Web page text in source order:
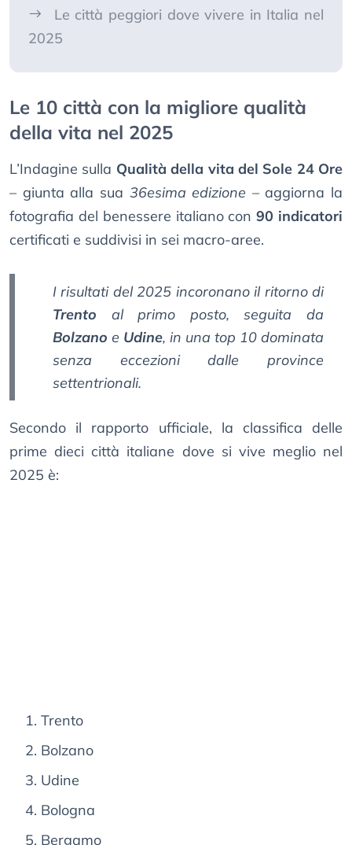
Le città peggiori dove vivere in Italia nel
2025
Le 10 città con la migliore qualità
della vita nel 2025
L’Indagine sulla Qualità della vita del Sole 24 Ore
– giunta alla sua 36esima edizione – aggiorna la
fotografia del benessere italiano con90 indicatori
certificati e suddivisi in sei macro-aree.
I risultati del 2025 incoronano il ritorno di
Trento al primo posto, seguita da
Bolzano e Udine, in una top 10 dominata
senza eccezioni dalle province
settentrionali.
Secondo il rapporto ufficiale, la classifica delle
prime dieci città italiane dove si vive meglio nel
2025 è:
Trento
Bolzano
Udine
Bologna
Bergamo